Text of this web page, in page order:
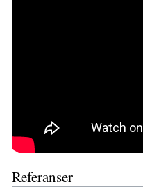
Referanser